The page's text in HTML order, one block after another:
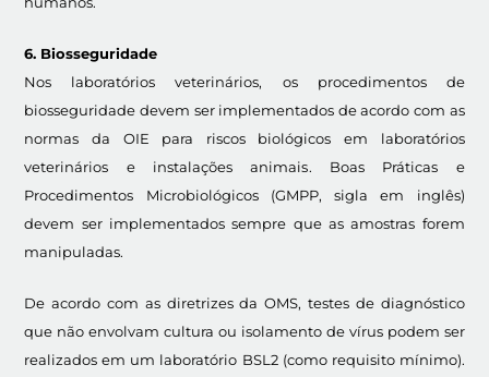
6. Biosseguridade
Nos laboratórios veterinários, os procedimentos de
biosseguridade devem ser implementados de acordo com as
normas da OIE para riscos biológicos em laboratórios
veterinários e instalações animais. Boas Práticas e
Procedimentos Microbiológicos (GMPP, sigla em inglês)
devem ser implementados sempre que as amostras forem
manipuladas.
De acordo com as diretrizes da OMS, testes de diagnóstico
que não envolvam cultura ou isolamento de vírus podem ser
realizados em um laboratório BSL2 (como requisito mínimo).